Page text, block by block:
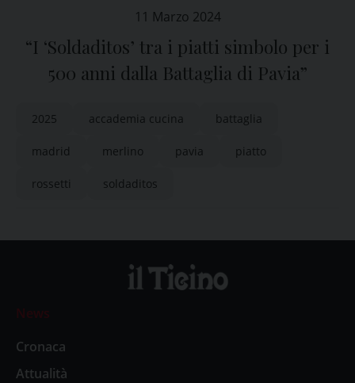
11 Marzo 2024
“I ‘Soldaditos’ tra i piatti simbolo per i
500 anni dalla Battaglia di Pavia”
2025 accademia cucina battaglia
madrid merlino pavia piatto
rossetti soldaditos
News
Cronaca
Attualità